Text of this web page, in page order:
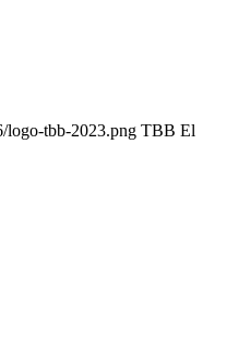
logo-tbb-2023.png TBB El